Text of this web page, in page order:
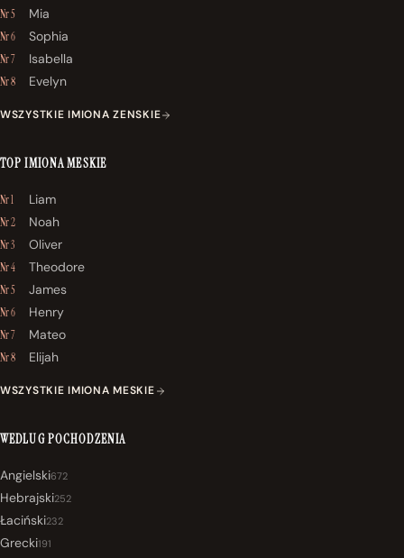
Nr 5 Mia
Nr 6 Sophia
Nr 7 Isabella
Nr 8 Evelyn
WSZYSTKIE IMIONA ZENSKIE
TOP IMIONA MESKIE
Nr 1 Liam
Nr 2 Noah
Nr 3 Oliver
Nr 4 Theodore
Nr 5 James
Nr 6 Henry
Nr 7 Mateo
Nr 8 Elijah
WSZYSTKIE IMIONA MESKIE
WEDLUG POCHODZENIA
Angielski672
Hebrajski252
Łaciński232
Grecki191